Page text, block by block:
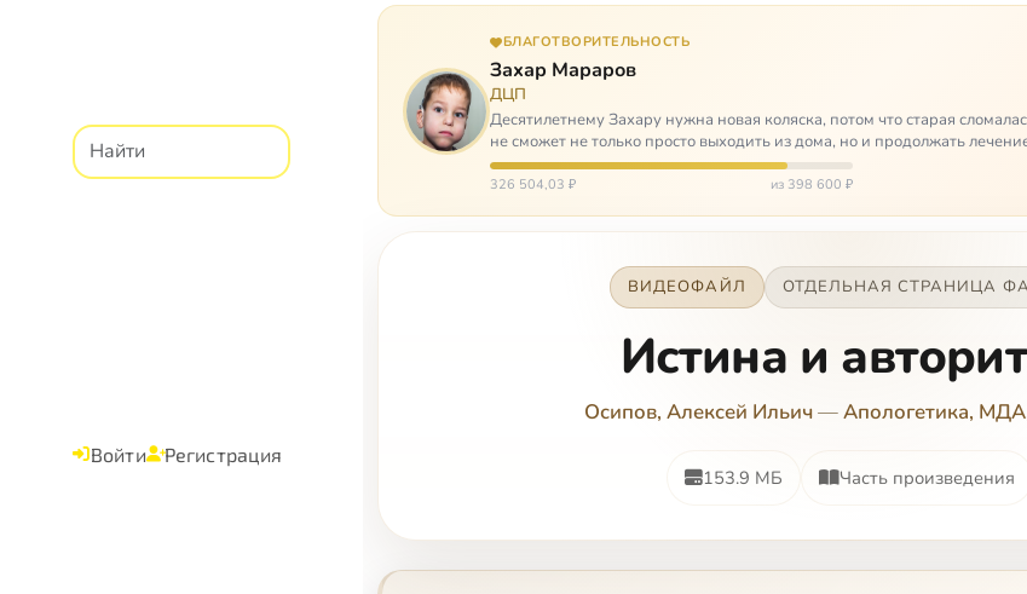
Войти Регистрация
БЛАГОТВОРИТЕЛЬНОСТЬ
Захар Мараров
ДЦП
Десятилетнему Захару нужна новая коляска, потом что старая
не сможет не только просто выходить из дома, но и продолжать
реабилитационных центр…
326 504,03 ₽ из 398 600 ₽
ВИДЕОФАЙЛ ОТДЕЛЬНАЯ СТРАНИЦА
Истина и
Осипов, Алексей Ильич—Апологетика,
153.9 МБ Часть произведения